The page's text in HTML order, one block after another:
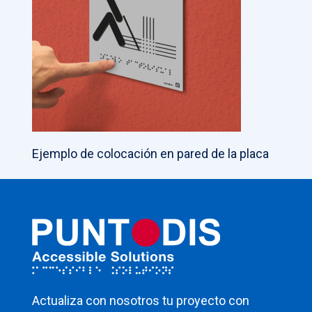
Ejemplo de colocación en pared de la placa
Actualiza con nosotros tu proyecto con